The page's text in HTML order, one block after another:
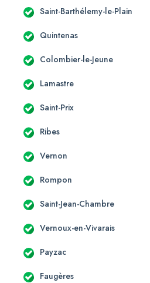
Saint-Barthélemy-le-Plain
Quintenas
Colombier-le-Jeune
Lamastre
Saint-Prix
Ribes
Vernon
Rompon
Saint-Jean-Chambre
Vernoux-en-Vivarais
Payzac
Faugères